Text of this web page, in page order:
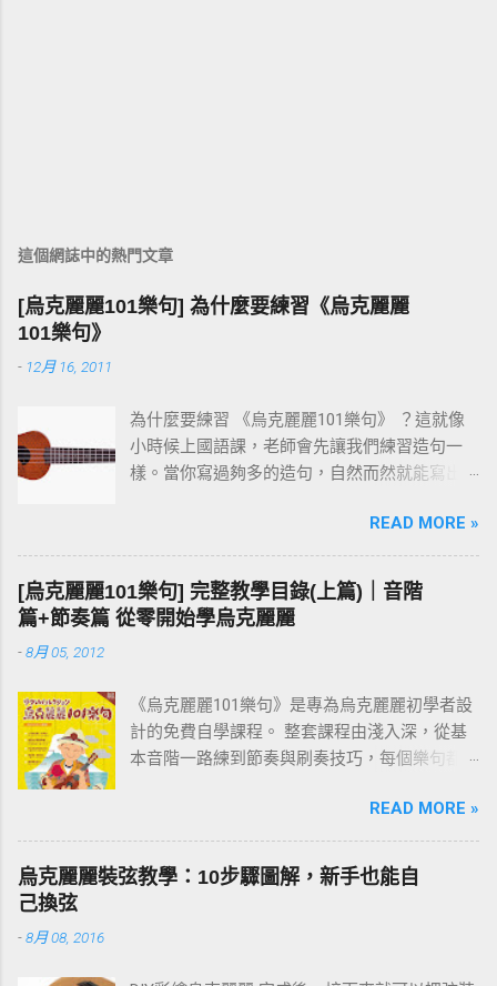
這個網誌中的熱門文章
[烏克麗麗101樂句] 為什麼要練習《烏克麗麗
101樂句》
- 12月 16, 2011
為什麼要練習 《烏克麗麗101樂句》 ？這就像
小時候上國語課，老師會先讓我們練習造句一
樣。當你寫過夠多的造句，自然而然就能寫出
的道理。先把一個個小樂句彈熟，技巧和速度
都到位之後，再去按和弦、彈演奏曲，就會變
成一件輕鬆自然的事。基本功打穩，後面的路
才走得快。
READ MORE »
[烏克麗麗101樂句] 完整教學目錄(上篇)｜音階
篇+節奏篇 從零開始學烏克麗麗
-8月 05, 2012
《烏克麗麗101樂句》是專為烏克麗麗初學者設
計的免費自學課程。 整套課程由淺入深，從基
本音階一路練到節奏與刷奏技巧，每個樂句都
問，歡迎在文章下方留言討論。 建議從第一課
「001 C調基本音階」開始，依序往下練；若你
還不清楚為什麼要練樂句，請先看 〈為什麼要
練習烏克麗麗101樂句？〉 這篇。
READ MORE »
烏克麗麗裝弦教學：10步驟圖解，新手也能自
己換弦
-8月 08, 2016